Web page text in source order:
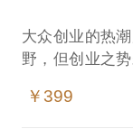
大众创业的热
野，但创业之
向、找市场、
￥399